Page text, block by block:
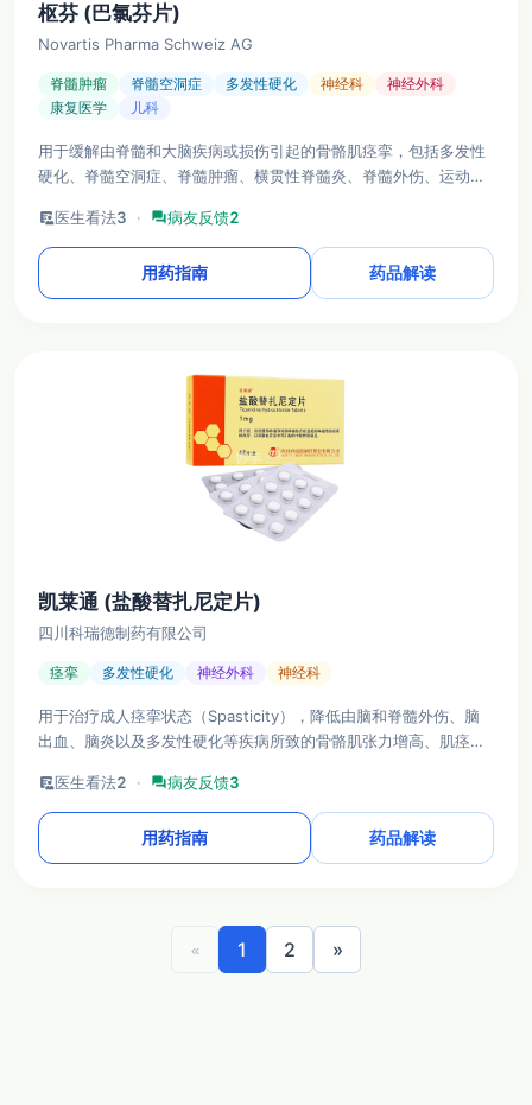
枢芬 (巴氯芬片)
Novartis Pharma Schweiz AG
脊髓肿瘤 脊髓空洞症 多发性硬化 神经科
神经外科
康复医学
儿科
用于缓解由脊髓和大脑疾病或损伤引起的骨骼肌痉挛，包括多发性
硬化、脊髓空洞症、脊髓肿瘤、横贯性脊髓炎、脊髓外伤、运动神
clinical_notes医生看法3 · forum病友反馈2
用药指南 药品解读
凯莱通 (盐酸替扎尼定片)
四川科瑞德制药有限公司
痉挛 多发性硬化 神经外科 神经科
用于治疗成人痉挛状态（Spasticity），降低由脑和脊髓外伤、脑
出血、脑炎以及多发性硬化等疾病所致的骨骼肌张力增高、肌痉挛
clinical_notes医生看法2 · forum病友反馈3
用药指南 药品解读
« 1 2 »